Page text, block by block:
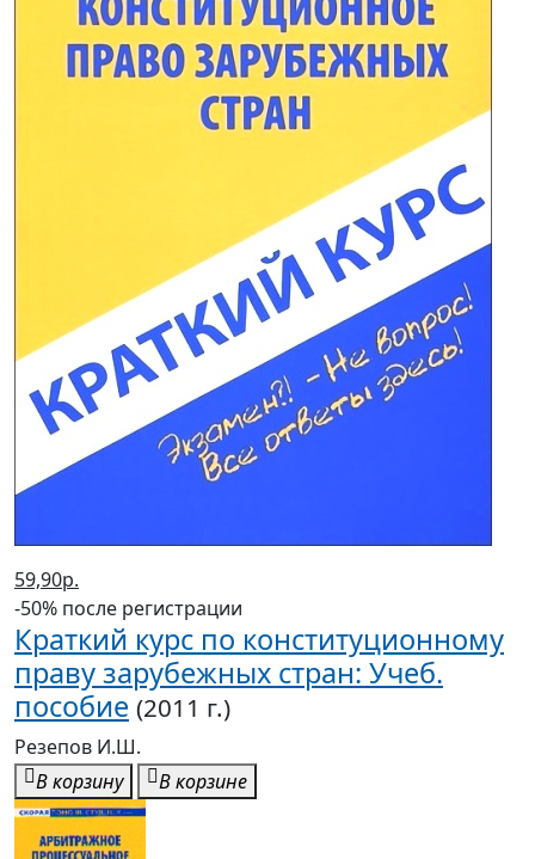
59,90р.
-50% после регистрации
Краткий курс по конституционному
праву зарубежных стран: Учеб.
пособие (2011 г.)
Резепов И.Ш.
В корзину
В корзине